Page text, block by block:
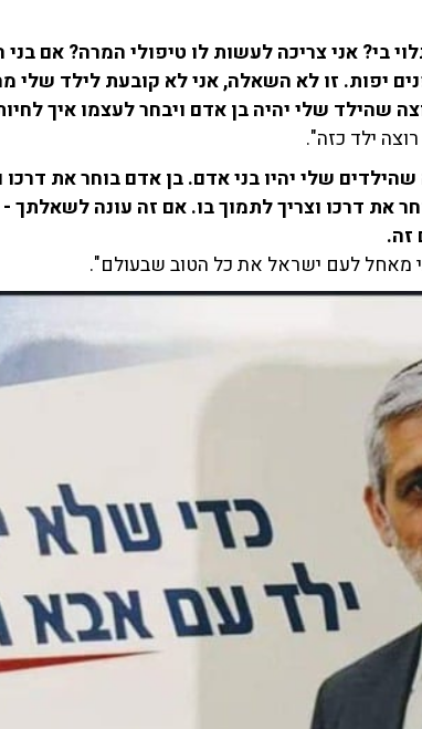
בי? אני צריכה לעשות לו טיפולי המרה? אם בני
יפות. זו לא השאלה, אני לא קובעת לילד שלי
שהילד שלי יהיה בן אדם ויבחר לעצמו איך
ילד כזה".
שלי יהיו בני אדם. בן אדם בוחר את דרכו
את דרכו וצריך לתמוך בו. אם זה עונה לשאלתך -
זה.
מאחל לעם ישראל את כל הטוב שבעולם".